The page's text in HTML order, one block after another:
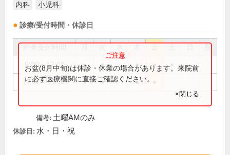
内科 小児科
診療/受付時間・休診日
祝
9:30～12:00 ● ● ● ●
17:30～19:00 ● ● ●
お盆(8月中旬)は休診・休業の場合があります。来院前
に必ず医療機関に直接ご確認ください。
×閉じる
備考: 土曜AMのみ
休診日: 水・日・祝